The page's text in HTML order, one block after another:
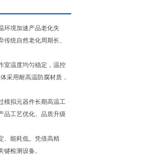
环境加速产品老化失
统自然老化周期长、
室温度均匀稳定，温控
采用耐高温防腐材质，
模拟元器件长期高温工
品工艺优化、品质升级
、能耗低。凭借高精
检测设备。